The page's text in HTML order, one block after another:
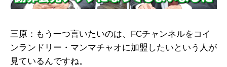
三原：もう一つ言いたいのは、FCチャンネルをコイ
ンランドリー・マンマチャオに加盟したいという人が
見ているんですね。